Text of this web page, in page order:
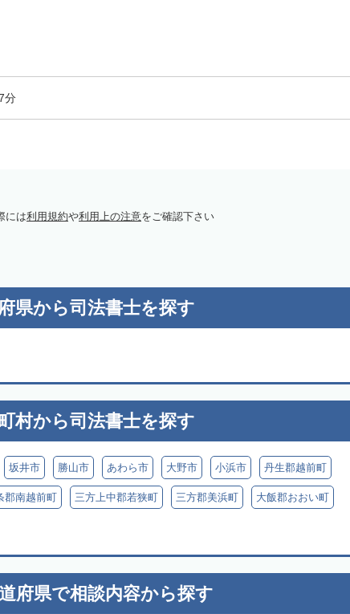
分
には利用規約や利用上の注意をご確認下さい
県から司法書士を探す
村から司法書士を探す
坂井市 勝山市 あわら市 大野市 小浜市 丹生郡越前町
郡南越前町 三方上中郡若狭町 三方郡美浜町 大飯郡おおい町
府県で相談内容から探す